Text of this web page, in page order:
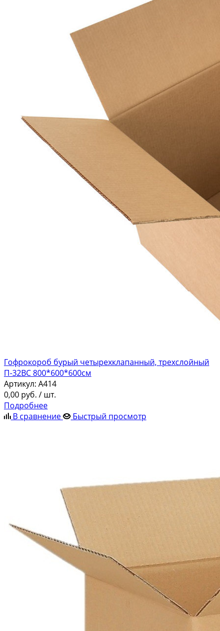
Гофрокороб бурый четырехклапанный, трехслойный
П-32ВС 800*600*600см
Артикул: A414
0,00 руб. / шт.
Подробнее
В сравнение
Быстрый просмотр